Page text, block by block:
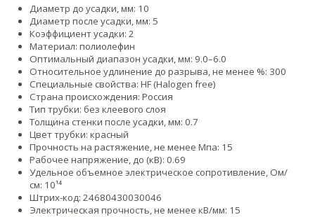
Диаметр до усадки, мм: 10
Диаметр после усадки, мм: 5
Коэффициент усадки: 2
Материал: полиолефин
Оптимальный диапазон усадки, мм: 9.0–6.0
Относительное удлинение до разрыва, не менее %: 300
Специальные свойства: HF (Halogen free)
Страна происхождения: Россия
Тип трубки: без клеевого слоя
Толщина стенки после усадки, мм: 0.7
Цвет трубки: красный
Прочность на растяжение, не менее Мпа: 15
Рабочее напряжение, до (кВ): 0.69
Удельное объемное электрическое сопротивление, Ом/
см: 10¹⁴
Штрих-код: 24680430030046
Электрическая прочность, не менее кВ/мм: 15